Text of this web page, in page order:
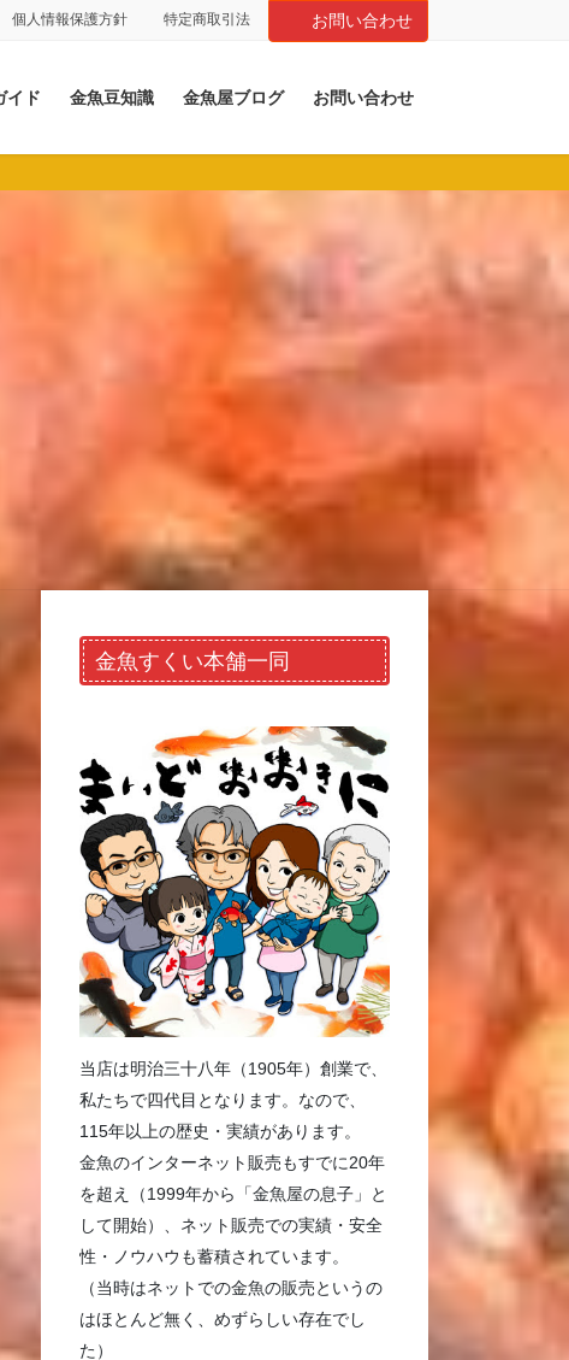
個人情報保護方針 特定商取引法 お問い合わせ
イド 金魚豆知識 金魚屋ブログ お問い合わせ
金魚すくい本舗一同
当店は明治三十八年（1905年）創業で、
私たちで四代目となります。なので、
115年以上の歴史・実績があります。
金魚のインターネット販売もすでに20年
を超え（1999年から「金魚屋の息子」と
して開始）、ネット販売での実績・安全
性・ノウハウも蓄積されています。
（当時はネットでの金魚の販売というの
はほとんど無く、めずらしい存在でし
た）